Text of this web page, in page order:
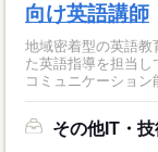
向け英語講師
地域密着型の英語教
た英語指導を担当
コミュニケーション
その他IT・